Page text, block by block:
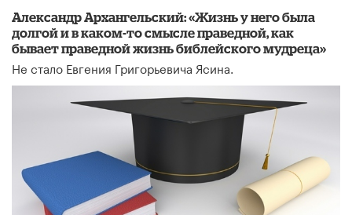
Александр Архангельский: «Жизнь у него была
долгой и в каком-то смысле праведной, как
бывает праведной жизнь библейского мудреца»
Не стало Евгения Григорьевича Ясина.